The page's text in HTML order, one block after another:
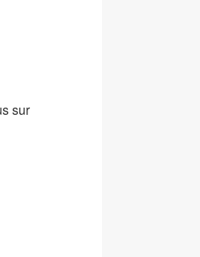
sur